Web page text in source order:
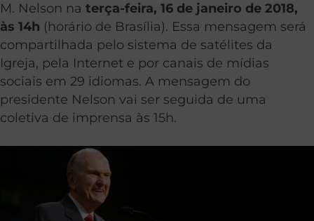
M. Nelson na terça-feira, 16 de janeiro de 2018,
às 14h (horário de Brasília). Essa mensagem será
compartilhada pelo sistema de satélites da
Igreja, pela Internet e por canais de mídias
sociais em 29 idiomas. A mensagem do
presidente Nelson vai ser seguida de uma
coletiva de imprensa às 15h.